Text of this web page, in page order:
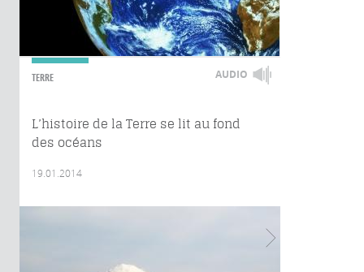
TERRE AUDIO
L’histoire de la Terre se lit au fond
des océans
19.01.2014